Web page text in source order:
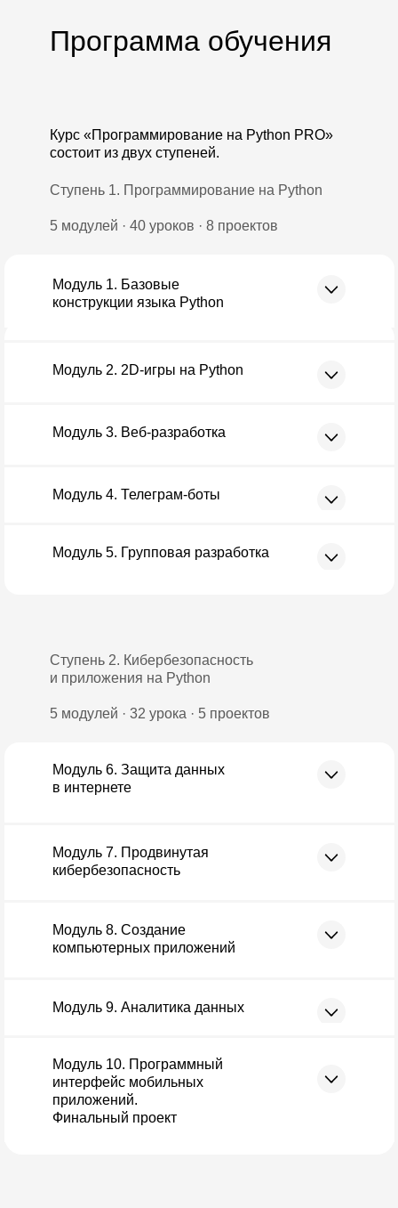
Программа обучения
Ступень 1. Программирование на Python
5 модулей · 40 уроков · 8 проектов
Курс «Программирование на Python PRO»
состоит из двух ступеней.
Модуль 1. Базовые
конструкции языка Python
Модуль 2. 2D-игры на Python
Модуль 3. Веб-разработка
Модуль 4. Телеграм-боты
Модуль 5. Групповая разработка
Ступень 2. Кибербезопасность
и приложения на Python
5 модулей · 32 урока · 5 проектов
Модуль 6. Защита данных
в интернете
Модуль 7. Продвинутая
кибербезопасность
Модуль 8. Создание
компьютерных приложений
Модуль 9. Аналитика данных
Модуль 10. Программный
интерфейс мобильных
приложений.
Финальный проект